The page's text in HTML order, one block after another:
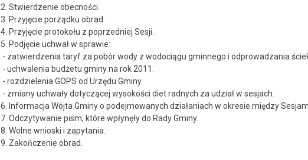
2. Stwierdzenie obecności.
3. Przyjęcie porządku obrad.
4. Przyjęcie protokołu z poprzedniej Sesji.
5. Podjęcie uchwał w sprawie:
- zatwierdzenia taryf za pobór wody z wodociągu gminnego i odprowadzania
- uchwalenia budżetu gminy na rok 2011.
- rozdzielenia GOPS od Urzędu Gminy
- zmiany uchwały dotyczącej wysokości diet radnych za udział w sesjach.
6. Informacja Wójta Gminy o podejmowanych działaniach w okresie między
7. Odczytywanie pism, które wpłynęły do Rady Gminy.
8. Wolne wnioski i zapytania.
9. Zakończenie obrad.